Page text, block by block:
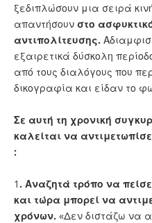
ξεδιπλώσουν μια σειρά
απαντήσουν στο
αντιπολίτευσης.
εξαιρετικά δύσκολη
από τους διαλόγους που
δικογραφία και είδαν το
Σε αυτή τη χρονική
καλείται να
:
1. Αναζητά τρόπο να
και τώρα μπορεί να
χρόνων. «Δεν διστάζω να